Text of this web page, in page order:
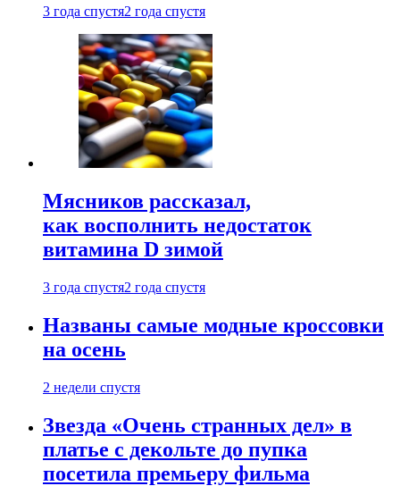
3 года спустя2 года спустя
Мясников рассказал,
как восполнить недостаток
витамина D зимой
3 года спустя2 года спустя
Названы самые модные кроссовки
на осень
2 недели спустя
Звезда «Очень странных дел» в
платье с декольте до пупка
посетила премьеру фильма